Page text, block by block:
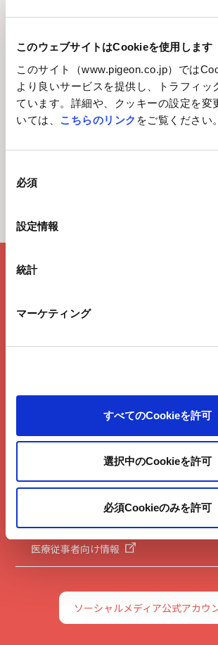
このウェブサイトはCookieを使用します
このサイト（www.pigeon.co.jp）では
より良いサービスを提供し、トラフィッ
ています。詳細や、クッキーの設定を変
いては、 こちらのリンク をご覧ください。
必須
設定情報
統計
マーケティング
すべてのCookieを許可
選択中のCookieを許可
必須Cookieのみを許可
女性活躍推進法行動計画
Global Links
一般事業主行動計画
研究開発
サステナビリティ
医療従事者向け情報
ソーシャルメディア公式アカウ